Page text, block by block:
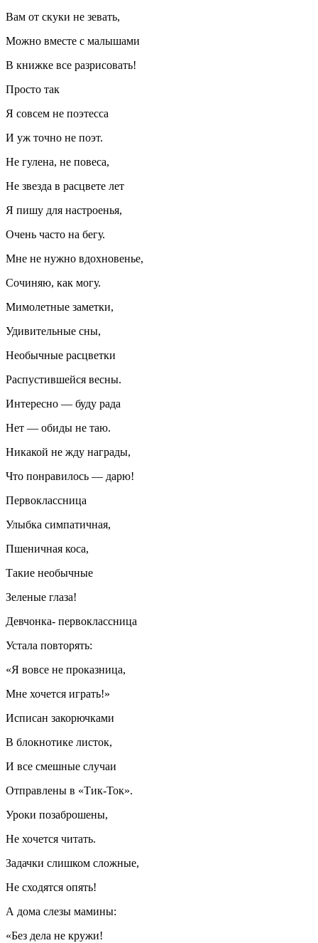
Вам от скуки не зевать,
Можно вместе с малышами
В книжке все разрисовать!
Просто так
Я совсем не поэтесса
И уж точно не поэт.
Не гулена, не повеса,
Не звезда в расцвете лет
Я пишу для настроенья,
Очень часто на бегу.
Мне не нужно вдохновенье,
Сочиняю, как могу.
Мимолетные заметки,
Удивительные сны,
Необычные расцветки
Распустившейся весны.
Интересно — буду рада
Нет — обиды не таю.
Никакой не жду награды,
Что понравилось — дарю!
Первоклассница
Улыбка симпатичная,
Пшеничная коса,
Такие необычные
Зеленые глаза!
Девчонка- первоклассница
Устала повторять:
«Я вовсе не проказница,
Мне хочется играть!»
Исписан закорючками
В блокнотике листок,
И все смешные случаи
Отправлены в «Тик-Ток».
Уроки позаброшены,
Не хочется читать.
Задачки слишком сложные,
Не сходятся опять!
А дома слезы мамины:
«Без дела не кружи!